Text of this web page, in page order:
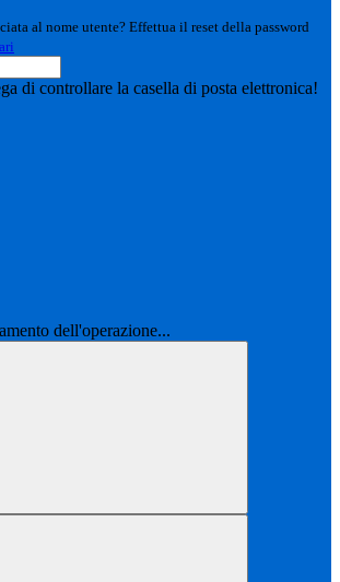
al nome utente? Effettua il reset della password
di controllare la casella di posta elettronica!
dell'operazione...